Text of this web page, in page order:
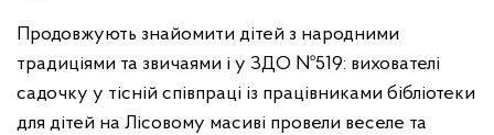
Продовжують знайомити дітей з народними
традиціями та звичаями і у ЗДО №519: вихователі
садочку у тісній співпраці із працівниками бібліотеки
для дітей на Лісовому масиві провели веселе та